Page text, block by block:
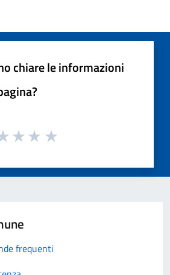
chiare le informazioni
frequenti